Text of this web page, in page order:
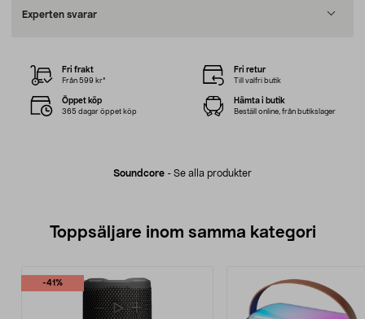
Experten svarar
Soundcore - Se alla produkter
Fri frakt
Från 599 kr*
Fri retur
Till valfri butik
Öppet köp
365 dagar öppet köp
Hämta i butik
Beställ online, från butikslager
Toppsäljare inom samma kategori
-41%